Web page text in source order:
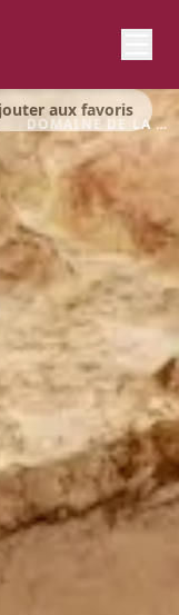
DOMAINE DE LA NOBLAIE
aux favoris